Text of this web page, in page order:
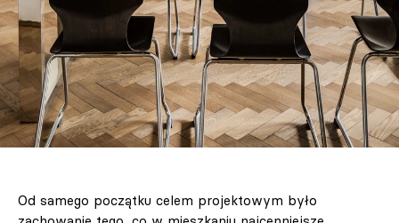
Od samego początku celem projektowym było